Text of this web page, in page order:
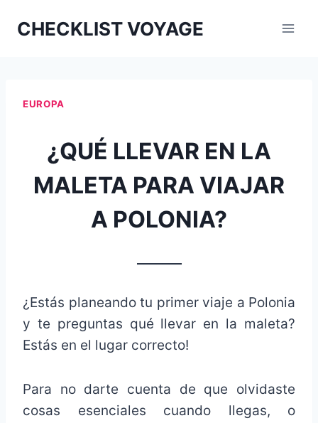
CHECKLIST VOYAGE
EUROPA
¿QUÉ LLEVAR EN LA
MALETA PARA VIAJAR
A POLONIA?
¿Estás planeando tu primer viaje a Polonia
y te preguntas qué llevar en la maleta?
Estás en el lugar correcto!
Para no darte cuenta de que olvidaste
cosas esenciales cuando llegas, o